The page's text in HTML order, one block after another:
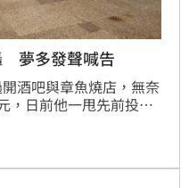
夢多發聲喊告
酒吧與章魚燒店，無奈
，日前他一甩先前投資
遭網友批評，「好久沒